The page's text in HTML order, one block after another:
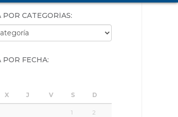
POR CATEGORÍAS:
categorías:
POR FECHA:
X J V S D
1 2